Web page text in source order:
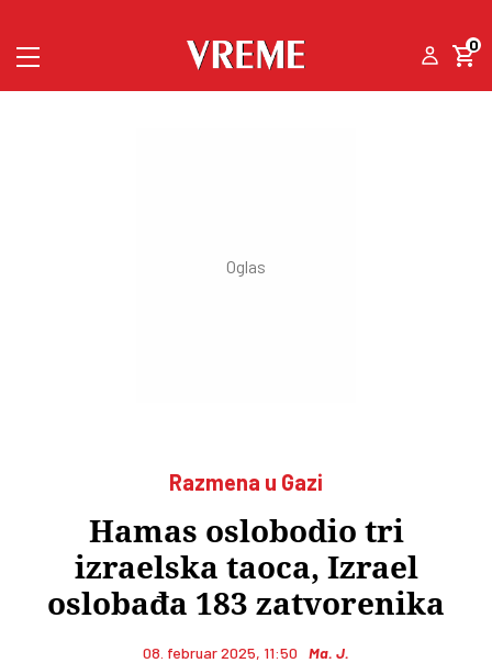
0
Razmena u Gazi
Hamas oslobodio tri
izraelska taoca, Izrael
oslobađa 183 zatvorenika
08. februar 2025, 11:50 Ma. J.